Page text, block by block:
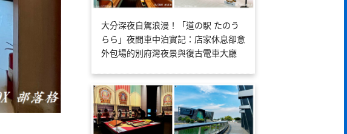
大分深夜自駕浪漫！「道の駅 たのう
らら」夜間車中泊實記：店家休息卻意
外包場的別府灣夜景與復古電車大廳